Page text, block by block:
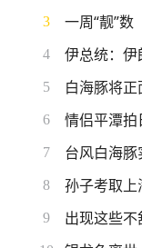
3 一周“靓”数
4 伊总统：
5 白海豚将
6 情侣平潭
7 台风白海
8 孙子考取
9 出现这些